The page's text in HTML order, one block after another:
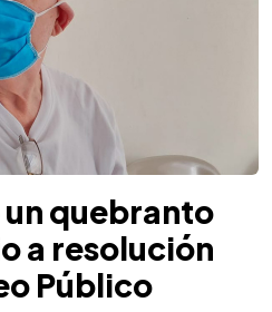
quebranto
a resolución
Público